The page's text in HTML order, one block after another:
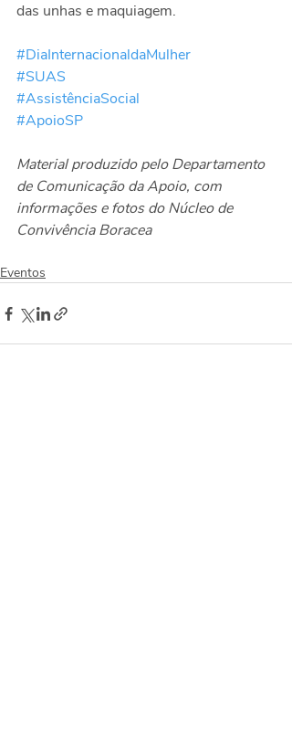
das unhas e maquiagem.
#DiaInternacionaldaMulher
#SUAS
#AssistênciaSocial
#ApoioSP
Material produzido pelo Departamento
de Comunicação da Apoio, com
informações e fotos do Núcleo de
Convivência Boracea
Eventos